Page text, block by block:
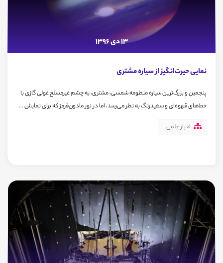
13 دی 1396
نمایی حیرت‌انگیز از سیاره مشتری
پنجمین و بزرگ‌ترین سیاره منظومه شمسی،‌ مشتری، به چشم غیرمسلح غولی گازی با
خط‌های قهوه‌ای و سفیدرنگ به نظر می‌رسد، اما در نور مادون‌قرمز که برای نمایش ...
اخبار علمی